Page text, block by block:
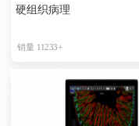
硬组织病理
销量 11233+